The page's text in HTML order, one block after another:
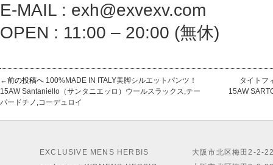
E-MAIL : exh@exvexv.com
OPEN : 11:00 – 20:00 (無休)
←前の投稿へ 100%MADE IN ITALY美脚シルエットパンツ！
15AW Santaniello（サンタニエッロ）ウールスラックス,テー
パードチノ,コーデュロイ
タイトフ
15AW
EXCLUSIVE MENS HERBIS
大阪市北区梅田2-2-